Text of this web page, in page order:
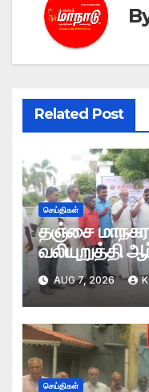
Related Post
செய்திகள்
தஞ்சை
வலியுறுத்தி
AUG 7, 2026
செய்திகள்